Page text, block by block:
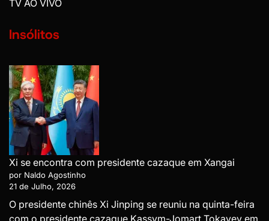
TV AO VIVO
Insólitos
Xi se encontra com presidente cazaque em Xangai
por Naldo Agostinho
21 de Julho, 2026
O presidente chinês Xi Jinping se reuniu na quinta-feira